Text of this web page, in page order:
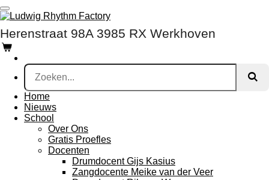
Ga
direct
naar
de
hoofdinhoud
Herenstraat 98A 3985 RX Werkhoven
Home
Nieuws
School
Over Ons
Gratis Proefles
Docenten
Drumdocent Gijs Kasius
Zangdocente Meike van der Veer